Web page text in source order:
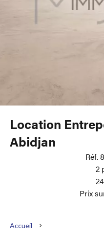
Location
Abidjan
Réf.
2
Prix
Accueil